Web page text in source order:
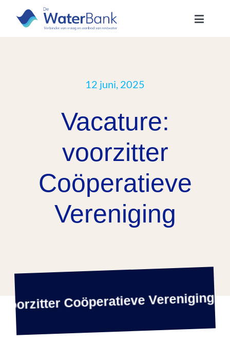
content
Toggle
Nieuws
12 juni, 2025
Vacature:
voorzitter
Coöperatieve
Vereniging
Coöperatieve Vereniging